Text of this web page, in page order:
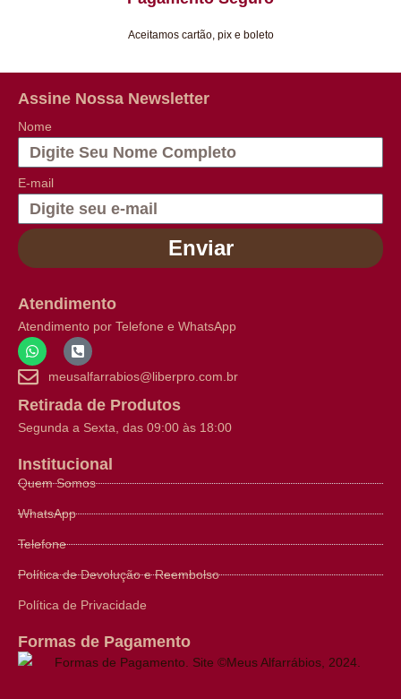
Aceitamos cartão, pix e boleto
Assine Nossa Newsletter
Nome
E-mail
Enviar
Atendimento
Atendimento por Telefone e WhatsApp
meusalfarrabios@liberpro.com.br
Retirada de Produtos
Segunda a Sexta, das 09:00 às 18:00
Institucional
Quem Somos
WhatsApp
Telefone
Política de Devolução e Reembolso
Política de Privacidade
Formas de Pagamento